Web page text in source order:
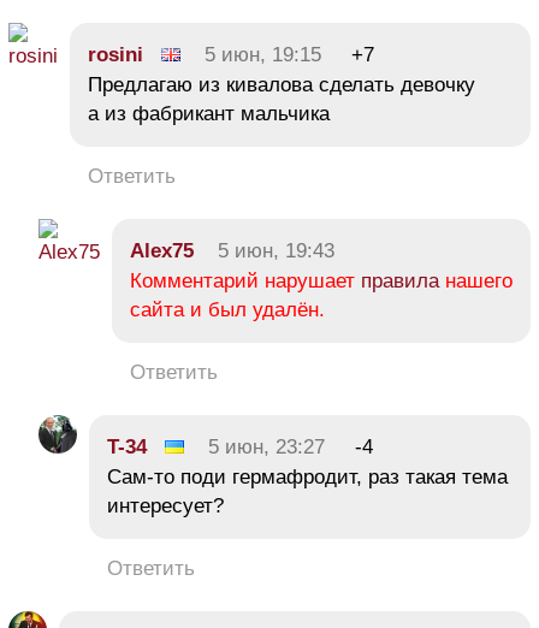
rosini 5 июн, 19:15
+7
Предлагаю из кивалова сделать девочку
а из фабрикант мальчика
Ответить
Alex75
5 июн, 19:43
Комментарий нарушает правила нашего
сайта и был удалён.
Ответить
T-34 5 июн, 23:27
-4
Сам-то поди гермафродит, раз такая тема
интересует?
Ответить